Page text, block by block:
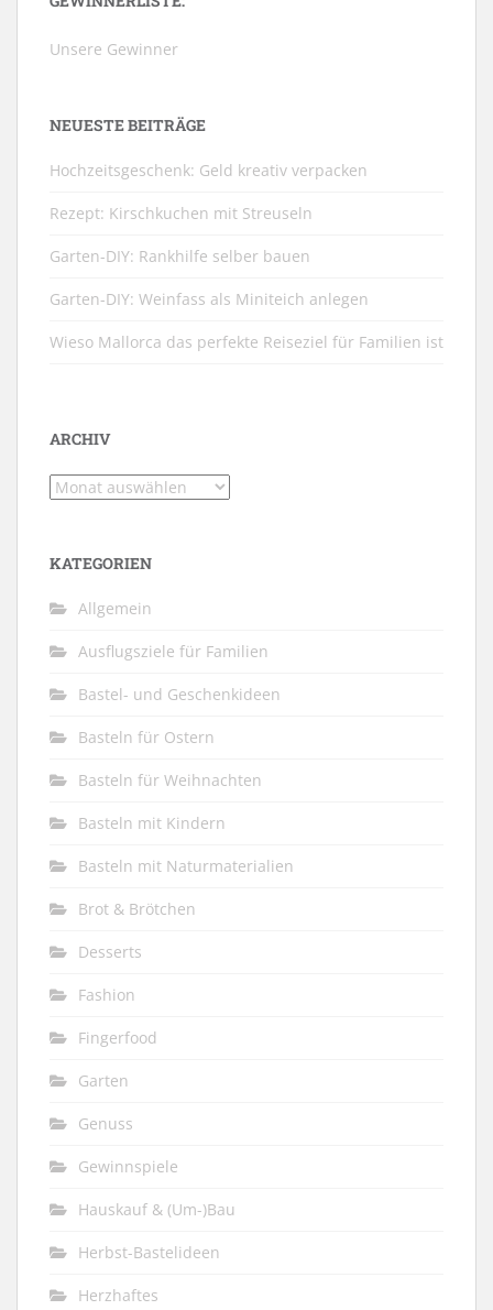
Unsere Gewinner
NEUESTE BEITRÄGE
Hochzeitsgeschenk: Geld kreativ verpacken
Rezept: Kirschkuchen mit Streuseln
Garten-DIY: Rankhilfe selber bauen
Garten-DIY: Weinfass als Miniteich anlegen
Wieso Mallorca das perfekte Reiseziel für Familien ist
ARCHIV
Archiv
KATEGORIEN
Allgemein
Ausflugsziele für Familien
Bastel- und Geschenkideen
Basteln für Ostern
Basteln für Weihnachten
Basteln mit Kindern
Basteln mit Naturmaterialien
Brot & Brötchen
Desserts
Fashion
Fingerfood
Garten
Genuss
Gewinnspiele
Hauskauf & (Um-)Bau
Herbst-Bastelideen
Herzhaftes